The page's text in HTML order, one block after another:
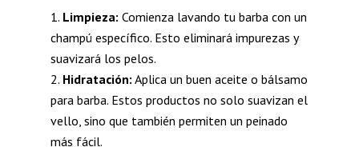
Limpieza: Comienza lavando tu barba con un
champú específico. Esto eliminará impurezas y
suavizará los pelos.
Hidratación: Aplica un buen aceite o bálsamo
para barba. Estos productos no solo suavizan el
vello, sino que también permiten un peinado
más fácil.